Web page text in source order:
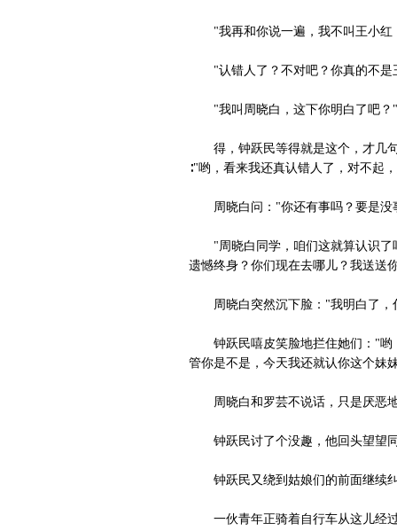
"我再和你说一遍，我不叫王小红
"认错人了？不对吧？你真的不是
"我叫周晓白，这下你明白了吧？
得，钟跃民等得就是这个，才几句
∶"哟，看来我还真认错人了，对不起
周晓白问："你还有事吗？要是没
"周晓白同学，咱们这就算认识了
遗憾终身？你们现在去哪儿？我送送
周晓白突然沉下脸："我明白了，
钟跃民嘻皮笑脸地拦住她们："哟
管你是不是，今天我还就认你这个妹
周晓白和罗芸不说话，只是厌恶
钟跃民讨了个没趣，他回头望望同
钟跃民又绕到姑娘们的前面继续
一伙青年正骑着自行车从这儿经过